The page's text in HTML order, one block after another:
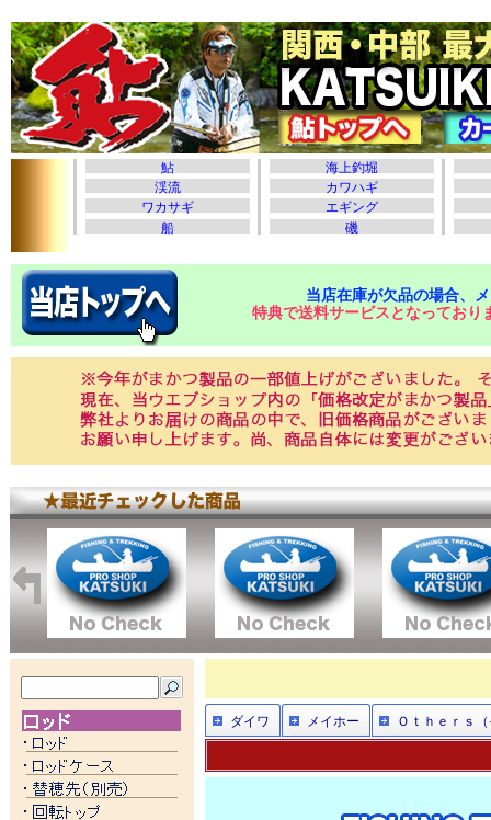
当店在庫が欠品の場合、
特典で送料サービスとなっており
ダイワ メイホー Ｏｔｈｅｒｓ